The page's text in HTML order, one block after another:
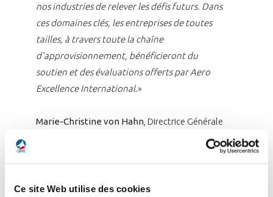
Ce site Web utilise des cookies
nos industries de relever les défis futurs. Dans
ces domaines clés, les entreprises de toutes
tailles, à travers toute la chaîne
d'approvisionnement, bénéficieront du
soutien et des évaluations offerts par Aero
Excellence International.»
Marie-Christine von Hahn, Directrice Générale
du BDLI (Association Allemande des Industries
d'approvisionnement mondiale et dans le